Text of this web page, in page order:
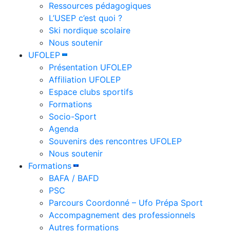
Ressources pédagogiques
L’USEP c’est quoi ?
Ski nordique scolaire
Nous soutenir
UFOLEP
Présentation UFOLEP
Affiliation UFOLEP
Espace clubs sportifs
Formations
Socio-Sport
Agenda
Souvenirs des rencontres UFOLEP
Nous soutenir
Formations
BAFA / BAFD
PSC
Parcours Coordonné – Ufo Prépa Sport
Accompagnement des professionnels
Autres formations